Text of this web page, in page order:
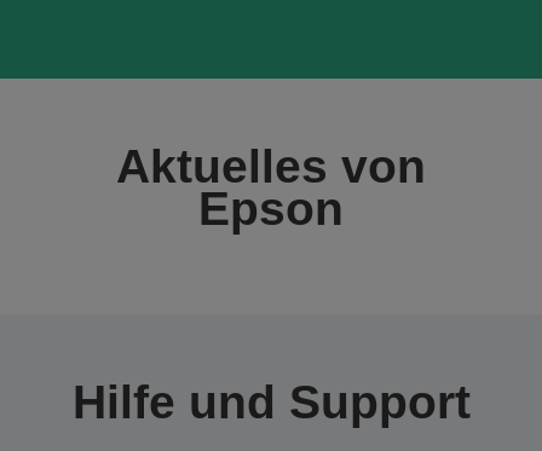
Aktuelles von
Epson
Hilfe und Support